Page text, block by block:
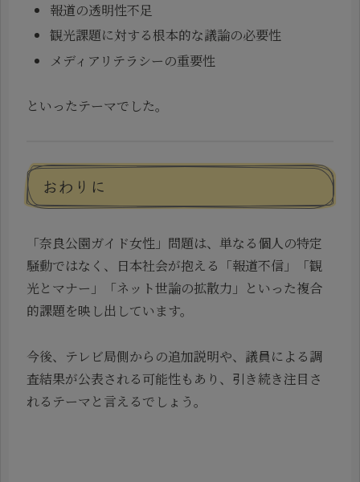
報道の透明性不足
観光課題に対する根本的な議論の必要性
メディアリテラシーの重要性
といったテーマでした。
おわりに
「奈良公園ガイド女性」問題は、単なる個人の特定
騒動ではなく、日本社会が抱える「報道不信」「観
光とマナー」「ネット世論の拡散力」といった複合
的課題を映し出しています。
今後、テレビ局側からの追加説明や、議員による調
査結果が公表される可能性もあり、引き続き注目さ
れるテーマと言えるでしょう。